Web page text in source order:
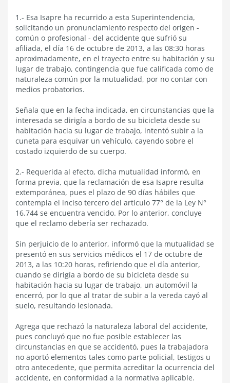
1.- Esa Isapre ha recurrido a esta Superintendencia,
solicitando un pronunciamiento respecto del origen -
común o profesional - del accidente que sufrió su
afiliada, el día 16 de octubre de 2013, a las 08:30 horas
aproximadamente, en el trayecto entre su habitación y su
lugar de trabajo, contingencia que fue calificada como de
naturaleza común por la mutualidad, por no contar con
medios probatorios.
Señala que en la fecha indicada, en circunstancias que la
interesada se dirigía a bordo de su bicicleta desde su
habitación hacia su lugar de trabajo, intentó subir a la
cuneta para esquivar un vehículo, cayendo sobre el
costado izquierdo de su cuerpo.
2.- Requerida al efecto, dicha mutualidad informó, en
forma previa, que la reclamación de esa Isapre resulta
extemporánea, pues el plazo de 90 días hábiles que
contempla el inciso tercero del artículo 77° de la Ley N°
16.744 se encuentra vencido. Por lo anterior, concluye
que el reclamo debería ser rechazado.
Sin perjuicio de lo anterior, informó que la mutualidad se
presentó en sus servicios médicos el 17 de octubre de
2013, a las 10:20 horas, refiriendo que el día anterior,
cuando se dirigía a bordo de su bicicleta desde su
habitación hacia su lugar de trabajo, un automóvil la
encerró, por lo que al tratar de subir a la vereda cayó al
suelo, resultando lesionada.
Agrega que rechazó la naturaleza laboral del accidente,
pues concluyó que no fue posible establecer las
circunstancias en que se accidentó, pues la trabajadora
no aportó elementos tales como parte policial, testigos u
otro antecedente, que permita acreditar la ocurrencia del
accidente, en conformidad a la normativa aplicable.